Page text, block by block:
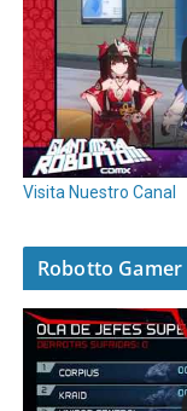
Visita Nuestro Canal
Robotto Gamer